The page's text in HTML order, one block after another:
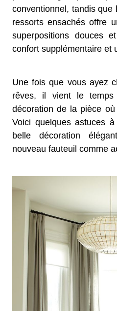
conventionnel, tandis que
ressorts ensachés offre
superpositions douces
confort supplémentaire et
Une fois que vous ayez
rêves, il vient le temps
décoration de la pièce où
Voici quelques astuces
belle décoration
nouveau fauteuil comme